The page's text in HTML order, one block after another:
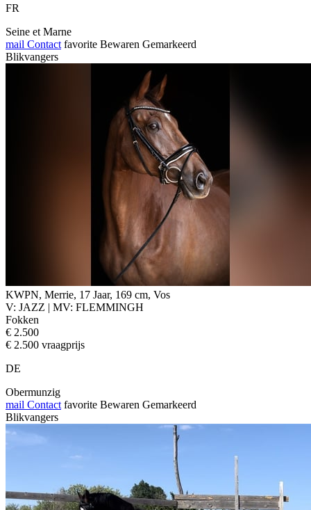
FR
Seine et Marne
mail Contact favorite Bewaren Gemarkeerd
Blikvangers
KWPN, Merrie, 17 Jaar, 169 cm, Vos
V: JAZZ | MV: FLEMMINGH
Fokken
€ 2.500
€ 2.500 vraagprijs
DE
Obermunzig
mail Contact favorite Bewaren Gemarkeerd
Blikvangers